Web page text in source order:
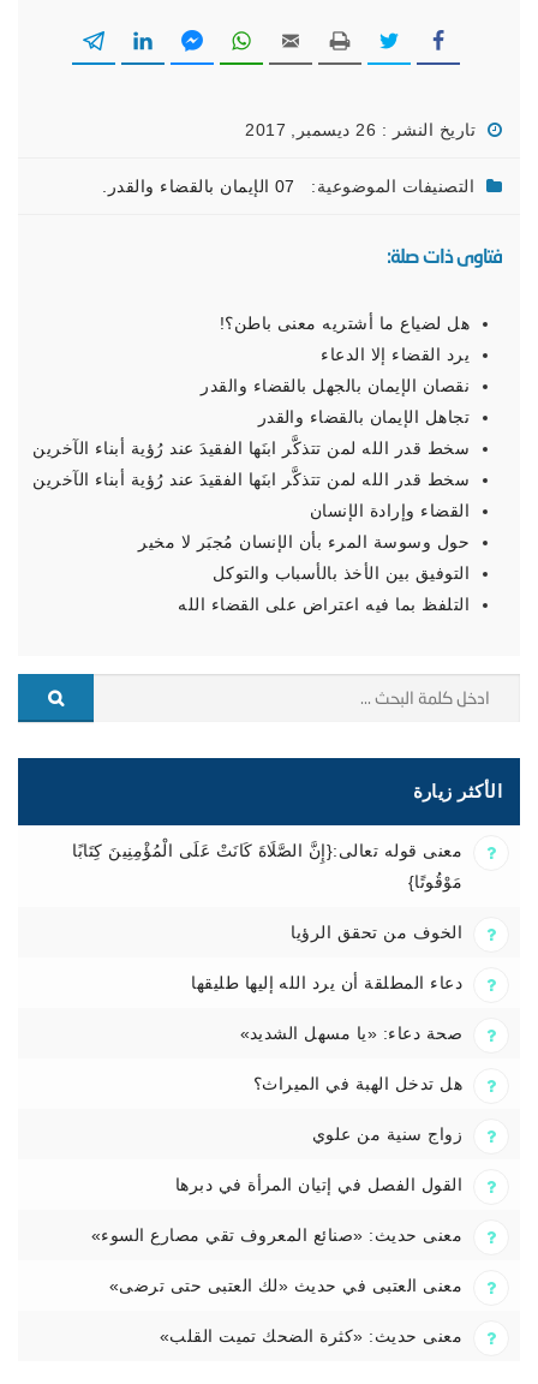
تاريخ النشر : 26 ديسمبر, 2017
التصنيفات الموضوعية: 07 الإيمان بالقضاء والقدر.
فتاوى ذات صلة:
هل لضياع ما أشتريه معنى باطن؟!
يرد القضاء إلا الدعاء
نقصان الإيمان بالجهل بالقضاء والقدر
تجاهل الإيمان بالقضاء والقدر
سخط قدر الله لمن تتذكَّر ابنَها الفقيدَ عند رُؤية أبناء الآخرين
سخط قدر الله لمن تتذكَّر ابنَها الفقيدَ عند رُؤية أبناء الآخرين
القضاء وإرادة الإنسان
حول وسوسة المرء بأن الإنسان مُجبَر لا مخير
التوفيق بين الأخذ بالأسباب والتوكل
التلفظ بما فيه اعتراض على القضاء الله
الأكثر زيارة
معنى قوله تعالى:{إِنَّ الصَّلَاةَ كَانَتْ عَلَى الْمُؤْمِنِينَ كِتَابًا
مَوْقُوتًا}
الخوف من تحقق الرؤيا
دعاء المطلقة أن يرد الله إليها طليقها
صحة دعاء: «يا مسهل الشديد»
هل تدخل الهبة في الميراث؟
زواج سنية من علوي
القول الفصل في إتيان المرأة في دبرها
معنى حديث: «صنائع المعروف تقي مصارع السوء»
معنى العتبى في حديث «لك العتبى حتى ترضى»
معنى حديث: «كثرة الضحك تميت القلب»